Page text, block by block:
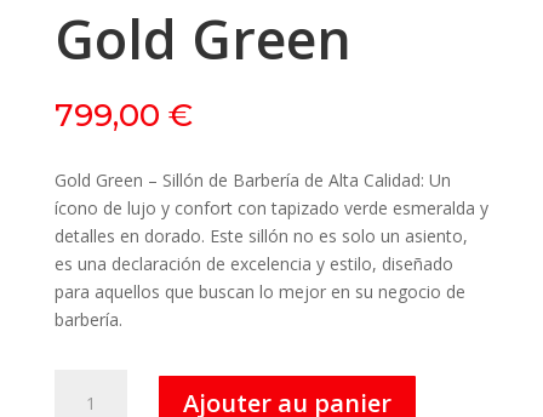
Gold Green
799,00 €
Gold Green – Sillón de Barbería de Alta Calidad: Un
ícono de lujo y confort con tapizado verde esmeralda y
detalles en dorado. Este sillón no es solo un asiento,
es una declaración de excelencia y estilo, diseñado
para aquellos que buscan lo mejor en su negocio de
barbería.
Ajouter au panier